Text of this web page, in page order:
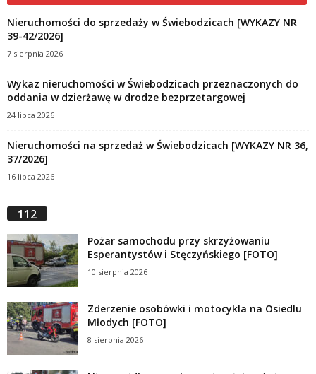
Nieruchomości do sprzedaży w Świebodzicach [WYKAZY NR
39-42/2026]
7 sierpnia 2026
Wykaz nieruchomości w Świebodzicach przeznaczonych do
oddania w dzierżawę w drodze bezprzetargowej
24 lipca 2026
Nieruchomości na sprzedaż w Świebodzicach [WYKAZY NR 36,
37/2026]
16 lipca 2026
112
Pożar samochodu przy skrzyżowaniu
Esperantystów i Stęczyńskiego [FOTO]
10 sierpnia 2026
Zderzenie osobówki i motocykla na Osiedlu
Młodych [FOTO]
8 sierpnia 2026